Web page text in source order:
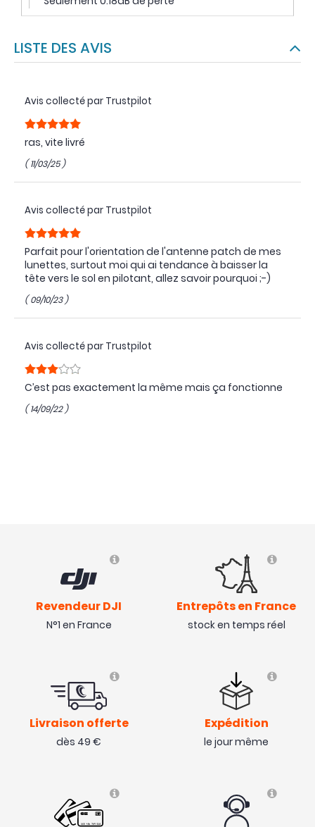
LISTE DES AVIS
Avis collecté par Trustpilot
ras, vite livré
( 11/03/25 )
Avis collecté par Trustpilot
Parfait pour l'orientation de l'antenne patch de mes
lunettes, surtout moi qui ai tendance à baisser la
tête vers le sol en pilotant, allez savoir pourquoi ;-)
( 09/10/23 )
Avis collecté par Trustpilot
C’est pas exactement la même mais ça fonctionne
( 14/09/22 )
Réponse de studioSPORT,
Bonjour M. Doumerc,
Une enquête est ouverte au sujet de la livraison
de votre colis. Notre équipe SAV revient vers vous
dès qu'ils ont du nouveau.
Bonne journée.
Avis collecté par Trustpilot
Conforme aux attente
( 09/04/22 )
Avis collecté par Trustpilot
Revendeur DJI
N°1 en France
Entrepôts en France
stock en temps réel
Livraison offerte
dès 49 €
Expédition
le jour même